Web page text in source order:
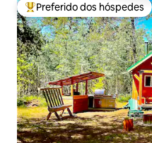
Entre os melhores
Preferido dos hóspedes